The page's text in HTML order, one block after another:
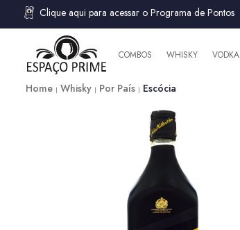
Clique aqui para acessar o Programa de Pontos
COMBOS WHISKY VODKA
Home Whisky Por País Escócia